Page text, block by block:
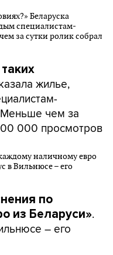
жилье,
Меньше чем за
000 просмотров
по
из Беларуси».
– его